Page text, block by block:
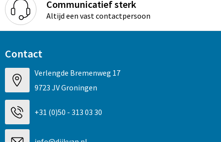
Communicatief sterk
Altijd een vast contactpersoon
Contact
Verlengde Bremenweg 17
9723 JV Groningen
+31 (0)50 - 313 03 30